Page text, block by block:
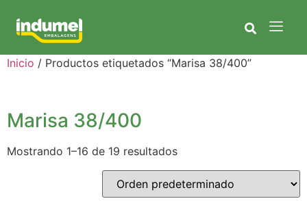
Inicio / Productos etiquetados “Marisa 38/400”
Marisa 38/400
Mostrando 1–16 de 19 resultados